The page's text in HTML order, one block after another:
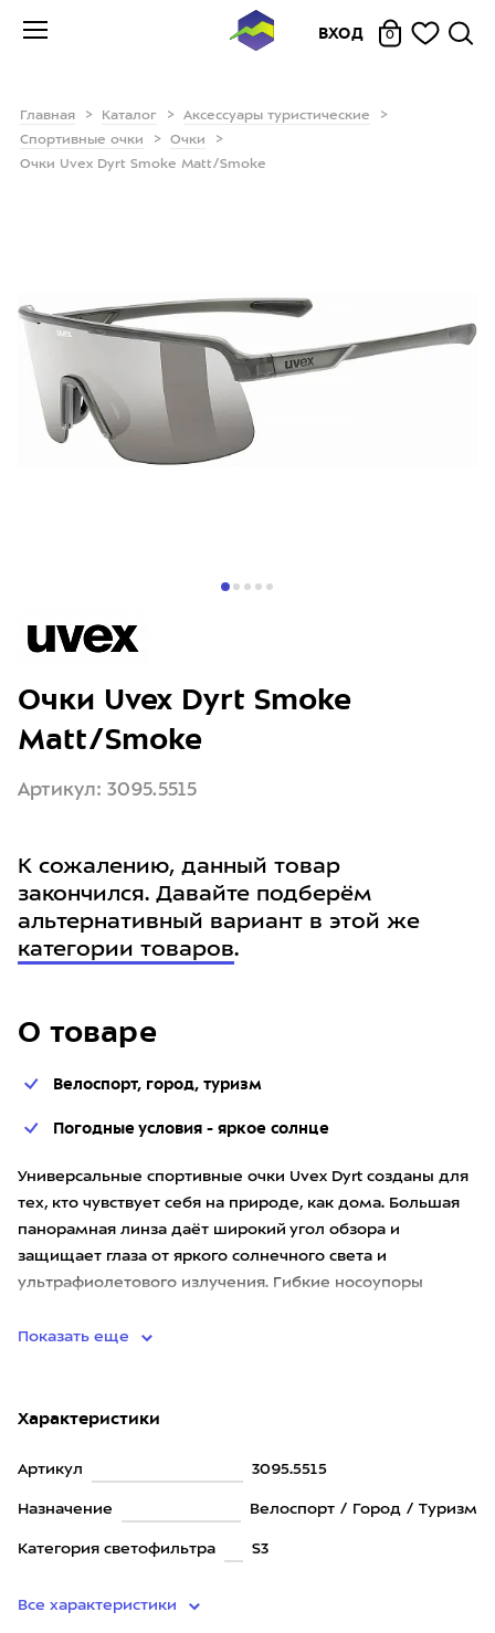
ВХОД 0
Главная Каталог
Аксессуары туристические
Спортивные очки
Очки
Очки Uvex Dyrt Smoke Matt/Smoke
О товаре
Велоспорт, город, туризм
Погодные условия - яркое солнце
Универсальные спортивные очки Uvex Dyrt созданы для
тех, кто чувствует себя на природе, как дома. Большая
панорамная линза даёт широкий угол обзора и
защищает глаза от яркого солнечного света и
ультрафиолетового излучения. Гибкие носоупоры
Показать еще
Характеристики
Артикул 3095.5515
Назначение Велоспорт / Город / Туризм
Категория светофильтра S3
Все характеристики
Очки Uvex Dyrt Smoke
Matt/Smoke
Артикул: 3095.5515
К сожалению, данный товар
закончился. Давайте подберём
альтернативный вариант в этой же
категории товаров.